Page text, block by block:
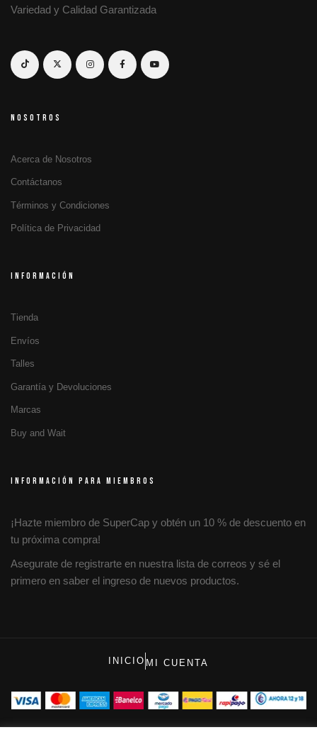
Variedad y Calidad Garantizada
NOSOTROS
Acerca de Nosotros
Contáctanos
Términos y Condiciones
Política de Privacidad
INFORMACIÓN
Tienda
Envíos
Talles
Garantía y Devoluciones
Marcas
Buy and Wait
INFORMACIÓN PARA MIEMBROS
¡Hazte miembro de SuperCap y obtén un 10 % de descuento en
tu próxima compra!
Asegurate de registrarte en nuestra lista de correos y sé el
primero en saber el ingreso de nuevos productos.
INICIO MI CUENTA